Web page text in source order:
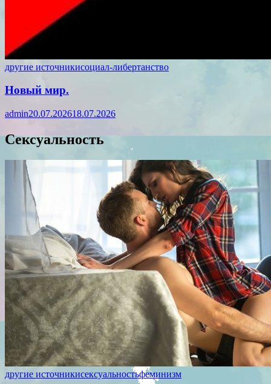
другие источникисоциал-либертанство
Новый мир.
admin20.07.202618.07.2026
Сексуальность
другие источникисексуальностьфеминизм